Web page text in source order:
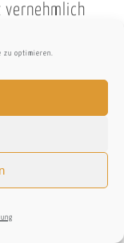
zu optimieren.
sich
als wären sie
da sind!